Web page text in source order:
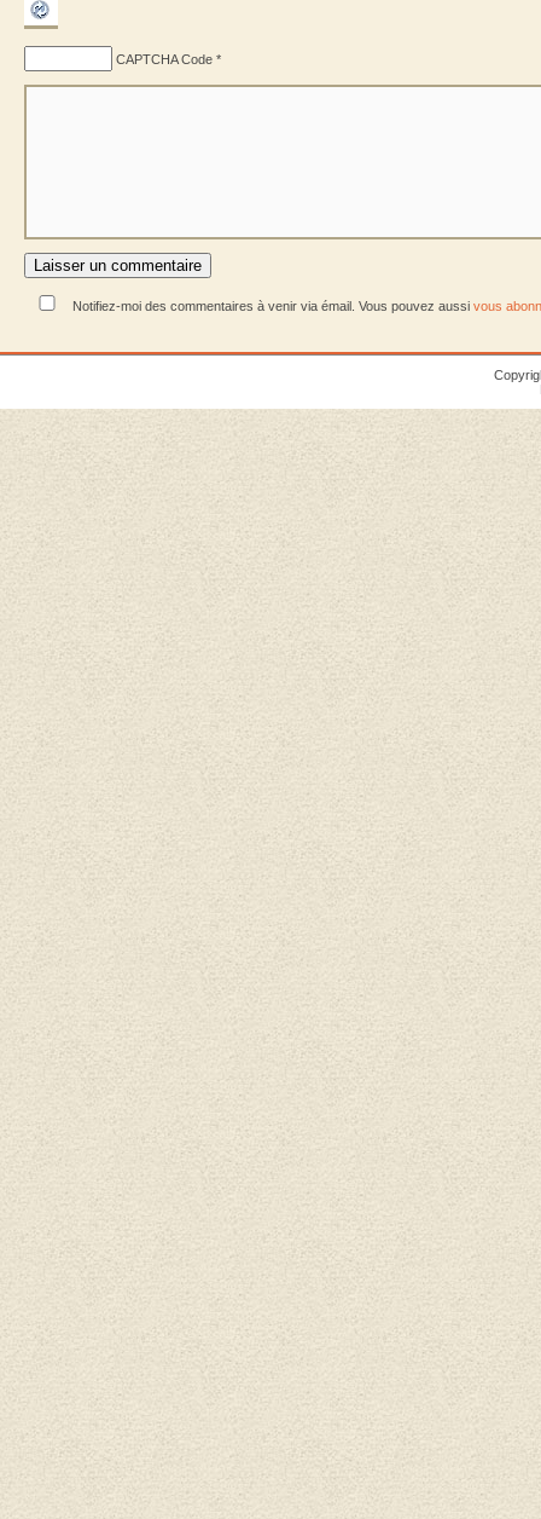
CAPTCHA Code *
Notifiez-moi des commentaires à venir via émail. Vous pouvez aussi vous